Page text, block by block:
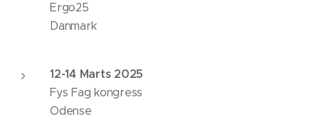
Ergo25
Danmark
12-14 Marts 2025
Fys Fag kongress
Odense